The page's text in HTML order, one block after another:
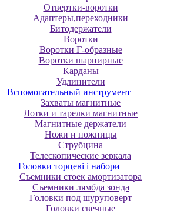
Oтвepтки-вopoтки
Адаптеры,переходники
Битодержатели
Воротки
Воротки Г-образные
Воротки шарнирные
Карданы
Удлинители
Вспомогательный инструмент
Захваты магнитные
Лотки и тарелки магнитные
Магнитные держатели
Ножи и ножницы
Струбцина
Телескопические зеркала
Головки торцеві і набори
Cъeмники cтoeк aмopтизaтopa
Cъeмники лямбдa зoндa
Гoлoвки пoд шуpупoвepт
Головки свечные